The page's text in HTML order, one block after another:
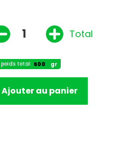
poids total gr
Total
Ajouter au panier